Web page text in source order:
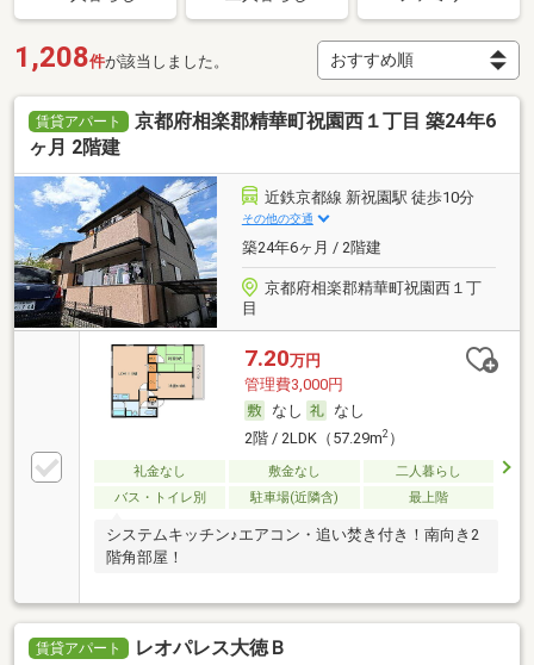
1,208件が該当しました。
賃貸アパート
京都府相楽郡精華町祝園西１丁目 築24年6
ヶ月 2階建
近鉄京都線 新祝園駅 徒歩10分
その他の交通
築24年6ヶ月 / 2階建
京都府相楽郡精華町祝園西１丁
目
7.20万円
管理費3,000円
なし
なし
2階 / 2LDK（57.29m2）
礼金なし 敷金なし
二人暮らし
バス・トイレ別
駐車場(近隣含) 最上階
システムキッチン♪エアコン・追い焚き付き！南向き2
階角部屋！
賃貸アパート レオパレス大徳Ｂ